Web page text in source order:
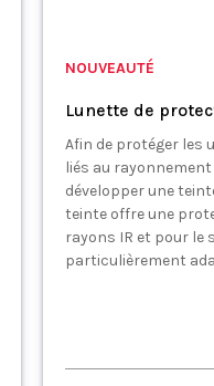
NOUVEAUTÉ
Lunette de
Afin de protéger les
liés au
développer une
teinte offre une
rayons IR et pour le
particulièrement